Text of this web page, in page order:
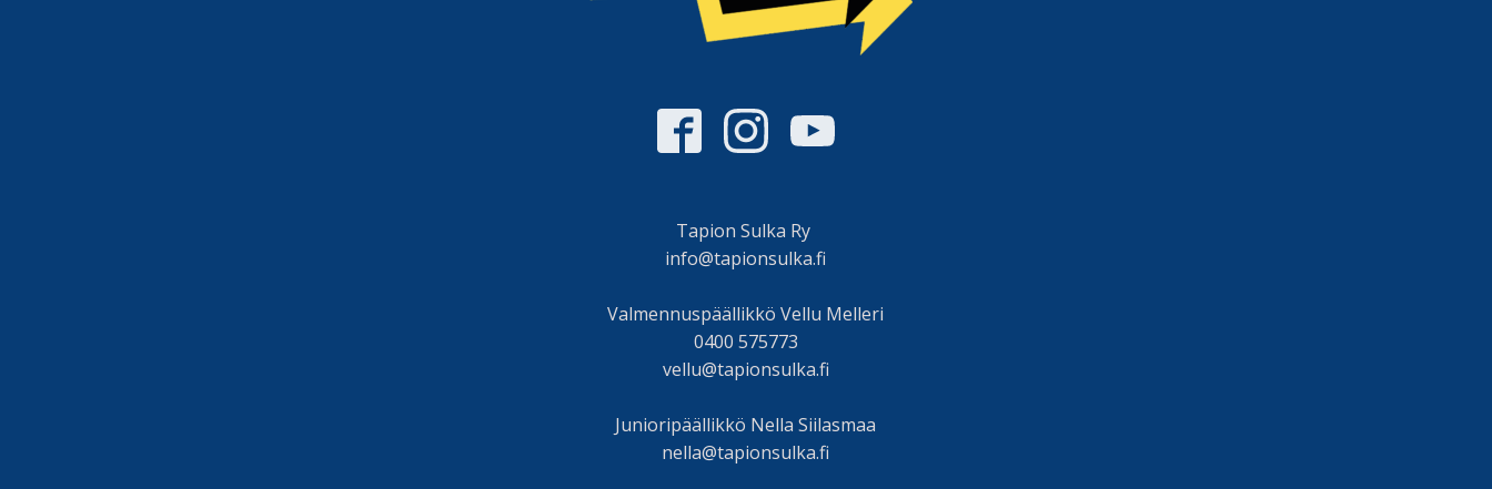
Tapion Sulka Ry
info@tapionsulka.fi
Valmennuspäällikkö Vellu Melleri
0400 575773
vellu@tapionsulka.fi
Junioripäällikkö Nella Siilasmaa
nella@tapionsulka.fi